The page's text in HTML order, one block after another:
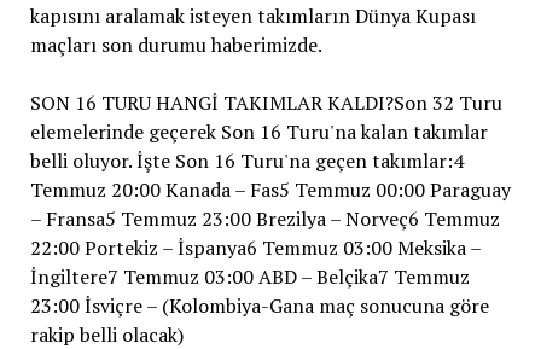
kapısını aralamak isteyen takımların Dünya Kupası
maçları son durumu haberimizde.
SON 16 TURU HANGİ TAKIMLAR KALDI?Son 32 Turu
elemelerinde geçerek Son 16 Turu'na kalan takımlar
belli oluyor. İşte Son 16 Turu'na geçen takımlar:4
Temmuz 20:00 Kanada – Fas5 Temmuz 00:00 Paraguay
– Fransa5 Temmuz 23:00 Brezilya – Norveç6 Temmuz
22:00 Portekiz – İspanya6 Temmuz 03:00 Meksika –
İngiltere7 Temmuz 03:00 ABD – Belçika7 Temmuz
23:00 İsviçre – (Kolombiya-Gana maç sonucuna göre
rakip belli olacak)